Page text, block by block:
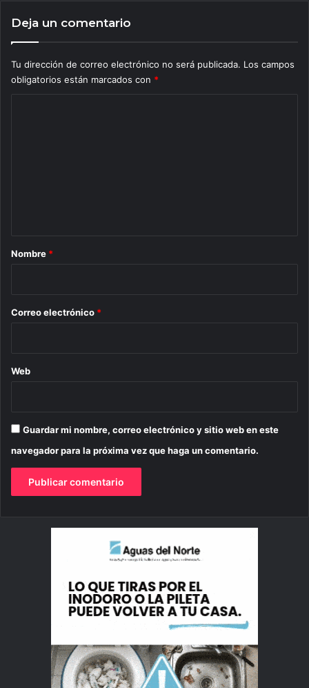
Deja un comentario
Tu dirección de correo electrónico no será publicada. Los campos
obligatorios están marcados con *
r
*
Nombre *
Correo electrónico *
Web
Guardar mi nombre, correo electrónico y sitio web en este
navegador para la próxima vez que haga un comentario.